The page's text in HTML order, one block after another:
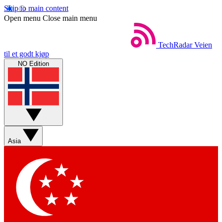
Skip to main content
Open menu Close main menu
TechRadar Veien
til et godt kjøp
NO Edition
Asia